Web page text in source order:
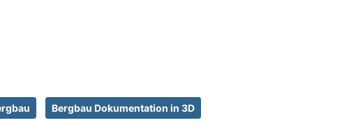
Bergbau Dokumentation in 3D